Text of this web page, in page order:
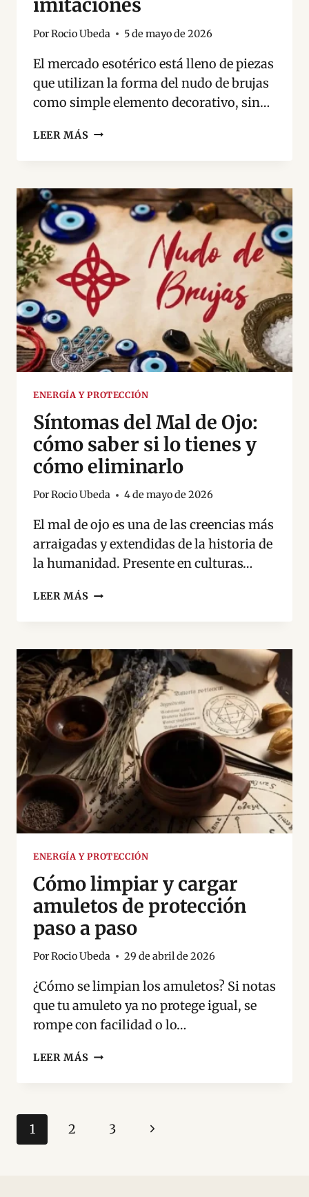
imitaciones
PorRocio Ubeda 5 de mayo de 2026
El mercado esotérico está lleno de piezas
que utilizan la forma del nudo de brujas
como simple elemento decorativo, sin…
LEER MÁS NUDO
CÓMO
RECONOCER
UN
AMULETO
AUTÉNTICO
Y
EVITAR
IMITACIONES
ENERGÍA Y PROTECCIÓN
Síntomas del Mal de Ojo:
cómo saber si lo tienes y
cómo eliminarlo
PorRocio Ubeda 4 de mayo de 2026
El mal de ojo es una de las creencias más
arraigadas y extendidas de la historia de
la humanidad. Presente en culturas…
LEER MÁS SÍNTOMAS
OJO:
CÓMO
SABER
SI
TIENES
Y
CÓMO
ELIMINARLO
ENERGÍA Y PROTECCIÓN
Cómo limpiar y cargar
amuletos de protección
paso a paso
PorRocio Ubeda 29 de abril de 2026
¿Cómo se limpian los amuletos? Si notas
que tu amuleto ya no protege igual, se
rompe con facilidad o lo…
LEER MÁS CÓMO
Navegación
de
1 2 3
Siguiente